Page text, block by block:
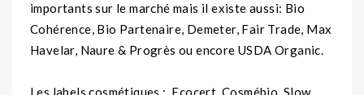
importants sur le marché mais il existe aussi: Bio
Cohérence, Bio Partenaire, Demeter, Fair Trade, Max
Havelar, Naure & Progrès ou encore USDA Organic.
Les labels cosmétiques : Ecocert, Cosmébio, Slow